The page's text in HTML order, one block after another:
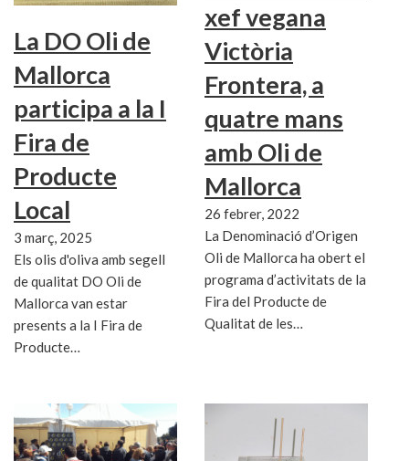
La DO Oli de
Mallorca
participa a la I
Fira de
Producte
Local
3 març, 2025
Els olis d'oliva amb segell
de qualitat DO Oli de
Mallorca van estar
presents a la I Fira de
Producte…
xef vegana
Victòria
Frontera, a
quatre mans
amb Oli de
Mallorca
26 febrer, 2022
La Denominació d’Origen
Oli de Mallorca ha obert el
programa d’activitats de la
Fira del Producte de
Qualitat de les…